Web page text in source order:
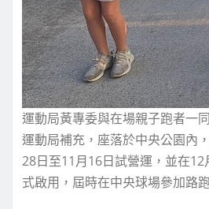
運動局黃專委與在場親子跑者一
運動局補充，座落於中央公園內
28日至11月16日試營運，並在
式啟用，屆時在中央球場參加路